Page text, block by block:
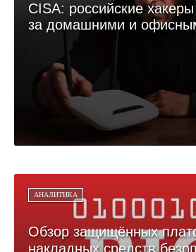
CISA: российские
за домашними и
АНАЛИТИКА
Обзор защищённых
накладных средств